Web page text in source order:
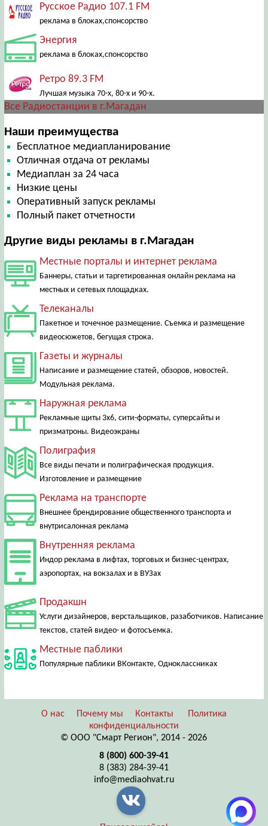
Русское Радио 107.1 FM
реклама в блоках,спонсорство
Энергия
реклама в блоках,спонсорство
Ретро 89.3 FM
Лучшая музыка 70-х, 80-х и 90-х.
Все Радиостанции в г.Магадан
Наши преимущества
Бесплатное медиапланирование
Отличная отдача от рекламы
Медиаплан за 24 часа
Низкие цены
Оперативный запуск рекламы
Полный пакет отчетности
Другие виды рекламы в г.Магадан
Местные порталы и интернет реклама
Баннеры, статьи и таргетированная онлайн реклама на
местных и сетевых площадках.
Телеканалы
Пакетное и точечное размещение. Съемка и размещение
видеосюжетов, бегущая строка.
Газеты и журналы
Написание и размещение статей, обзоров, новостей.
Модульная реклама.
Наружная реклама
Рекламные щиты 3х6, сити-форматы, суперсайты и
призматроны. Видеоэкраны
Полиграфия
Все виды печати и полиграфическая продукция.
Изготовление и размещение
Реклама на транспорте
Внешнее брендирование общественного транспорта и
внутрисалонная реклама
Внутренняя реклама
Индор реклама в лифтах, торговых и бизнес-центрах,
аэропортах, на вокзалах и в ВУЗах
Продакшн
Услуги дизайнеров, верстальщиков, разаботчиков. Написание
текстов, статей видео- и фотосъемка.
Местные паблики
Популярные паблики ВКонтакте, Одноклассниках
О нас Почему мы Контакты
Политика
конфиденциальности
© ООО "Смарт Регион", 2014 - 2026
8 (800) 600-39-41
8 (383) 284-39-41
info@mediaohvat.ru